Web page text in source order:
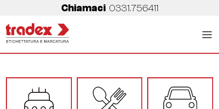
Chiamaci 0331.756411